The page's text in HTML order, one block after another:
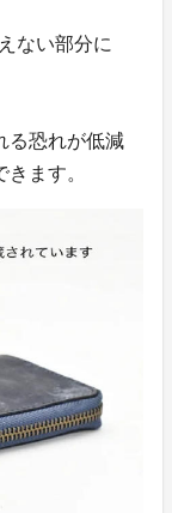
ない部分に
る恐れが低減
ます。